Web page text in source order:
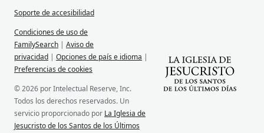
Soporte de accesibilidad
Condiciones de uso de
FamilySearch | Aviso de
privacidad | Opciones de país e idioma |
Preferencias de cookies
© 2026 por Intelectual Reserve, Inc.
Todos los derechos reservados. Un
servicio proporcionado por La Iglesia de
Jesucristo de los Santos de los Últimos